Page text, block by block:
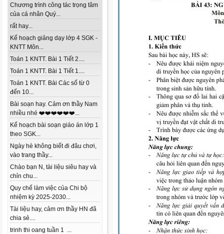
Chương trình công tác trọng tâm
của cá nhân Quý...
rất hay...
Kế hoạch giảng dạy lớp 4 SGK -
KNTT Môn...
Toán 1 KNTT. Bài 1 Tiết 2....
Toán 1 KNTT. Bài 1 Tiết 1....
Toán 1 KNTT. Bài Các số từ 0
đến 10...
Bài soạn hay. Cảm ơn thầy Nam
nhiều nhé ❤️❤️❤️❤️❤️❤️...
Kế hoạch bài soạn giáo án lớp 1
theo SGK...
Ngày hè không biết đi đâu chơi,
vào trang thầy...
Chào bạn N, tài liệu siêu hay và
chỉn chu...
Quy chế làm việc của Chi bộ
nhiệm kỳ 2025-2030...
Tài liệu hay, cảm ơn thầy HN đã
chia sẻ....
trinh thi oang tuần 1 ...